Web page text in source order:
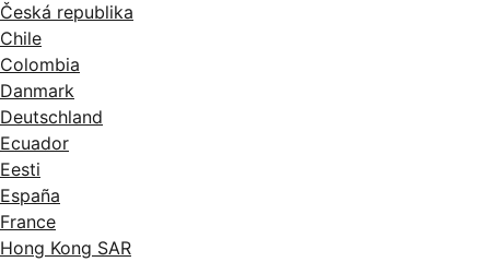
Česká republika
Chile
Colombia
Danmark
Deutschland
Ecuador
Eesti
España
France
Hong Kong SAR